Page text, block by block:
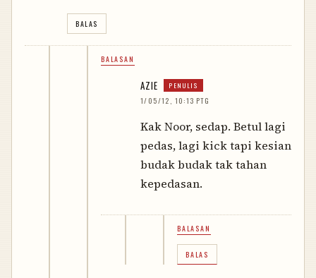
BALAS
BALASAN
AZIE
1/05/12, 10:13 PTG
Kak Noor, sedap. Betul lagi
pedas, lagi kick tapi kesian
budak budak tak tahan
kepedasan.
BALASAN
BALAS